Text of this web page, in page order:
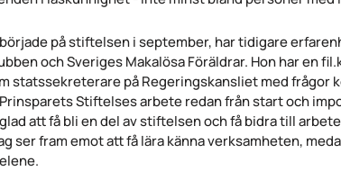
på stiftelsen i september, har tidigare
och Sveriges Makalösa Föräldrar. Hon har en
statssekreterare på Regeringskansliet med frågor
Stiftelses arbete redan från start och
glad att få bli en del av stiftelsen och få bidra till
ser fram emot att få lära känna verksamheten,